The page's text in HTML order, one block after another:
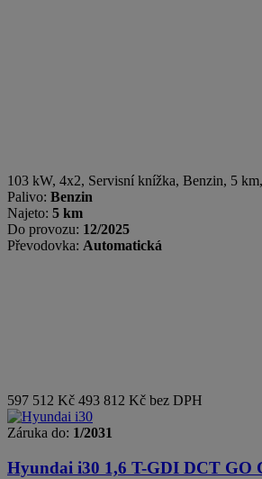
103 kW, 4x2, Servisní knížka, Benzin, 5
Palivo: Benzin
Najeto: 5 km
Do provozu: 12/2025
Převodovka: Automatická
597 512 Kč 493 812 Kč bez DPH
Záruka do: 1/2031
Hyundai i30 1,6 T-GDI DCT GO